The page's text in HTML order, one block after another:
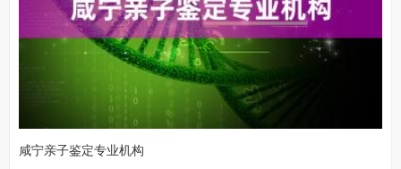
咸宁亲子鉴定专业机构